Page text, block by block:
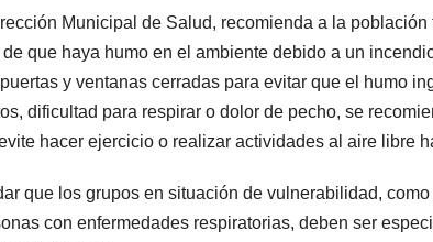
Municipal de Salud, recomienda a la
que haya humo en el ambiente debido a un
y ventanas cerradas para evitar que el humo
dificultad para respirar o dolor de pecho, se
hacer ejercicio o realizar actividades al aire libre
que los grupos en situación de vulnerabilidad,
con enfermedades respiratorias, deben ser